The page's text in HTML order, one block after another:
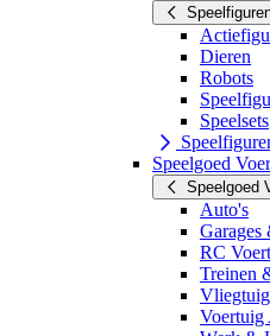
Dieren
Robots
Speelsets
Speelgoed
Speelgoed
Auto's
Garages
RC
Treinen
Voertuig